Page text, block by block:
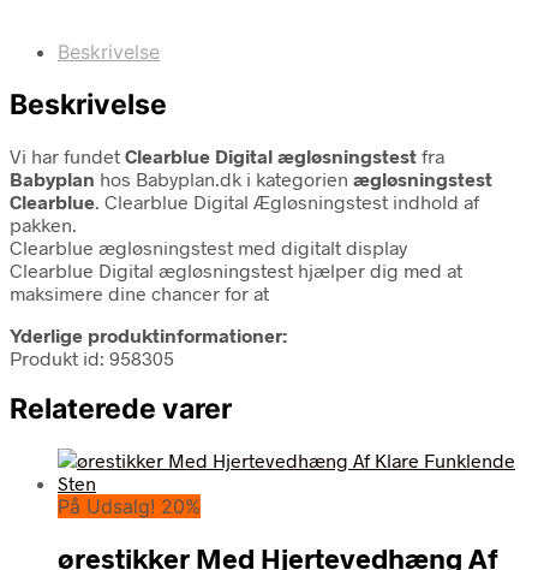
Beskrivelse
Beskrivelse
Vi har fundet Clearblue Digital ægløsningstest fra
Babyplan hos Babyplan.dk i kategorien ægløsningstest
Clearblue. Clearblue Digital Ægløsningstest indhold af
pakken.
Clearblue ægløsningstest med digitalt display
Clearblue Digital ægløsningstest hjælper dig med at
maksimere dine chancer for at
Yderlige produktinformationer:
Produkt id: 958305
Relaterede varer
På Udsalg! 20%
ørestikker Med Hjertevedhæng Af